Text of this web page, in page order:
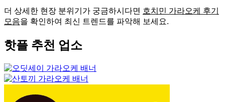
더 상세한 현장 분위기가 궁금하시다면 호치민 가라오케 후기
모음을 확인하여 최신 트렌드를 파악해 보세요.
핫플 추천 업소